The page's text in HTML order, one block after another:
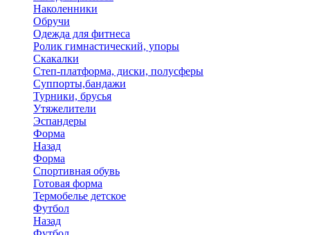
Наколенники
Обручи
Одежда для фитнеса
Ролик гимнастический, упоры
Скакалки
Степ-платформа, диски, полусферы
Суппорты,бандажи
Турники, брусья
Утяжелители
Эспандеры
Форма
Назад
Форма
Спортивная обувь
Готовая форма
Термобелье детское
Футбол
Назад